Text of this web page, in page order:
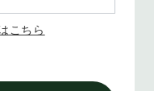
こちら